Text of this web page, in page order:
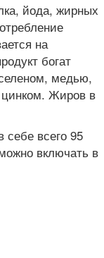
йода, жирных
на
богат
медью,
Жиров в
себе всего 95
включать в